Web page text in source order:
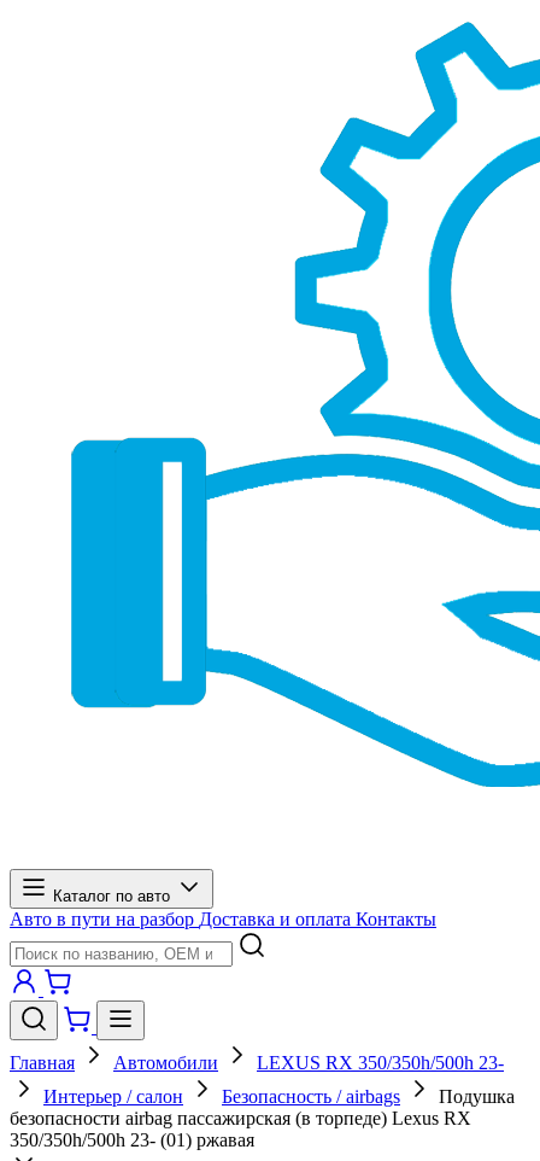
Каталог по авто
Авто в пути на разбор Доставка и оплата Контакты
Главная Автомобили
LEXUS RX 350/350h/500h 23-
Интерьер / салон
Безопасность / airbags
Подушка
безопасности airbag пассажирская (в торпеде) Lexus RX
350/350h/500h 23- (01) ржавая